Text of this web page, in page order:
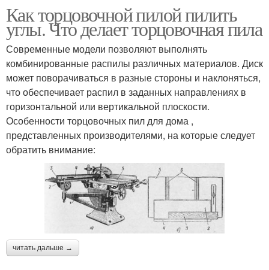
Как торцовочной пилой пилить
углы. Что делает торцовочная пила
Современные модели позволяют выполнять
комбинированные распилы различных материалов. Диск
может поворачиваться в разные стороны и наклоняться,
что обеспечивает распил в заданных направлениях в
горизонтальной или вертикальной плоскости.
Особенности торцовочных пил для дома ,
представленных производителями, на которые следует
обратить внимание:
читать дальше →